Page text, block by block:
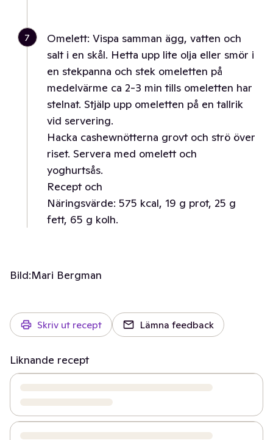
7
Omelett: Vispa samman ägg, vatten och
salt i en skål. Hetta upp lite olja eller smör i
en stekpanna och stek omeletten på
medelvärme ca 2-3 min tills omeletten har
stelnat. Stjälp upp omeletten på en tallrik
vid servering.
Hacka cashewnötterna grovt och strö över
riset. Servera med omelett och
yoghurtsås.
Recept och
Näringsvärde: 575 kcal, 19 g prot, 25 g
fett, 65 g kolh.
Bild:Mari Bergman
Skriv ut recept Lämna feedback
Liknande recept